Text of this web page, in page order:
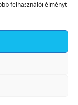
felhasználói élményt
✕